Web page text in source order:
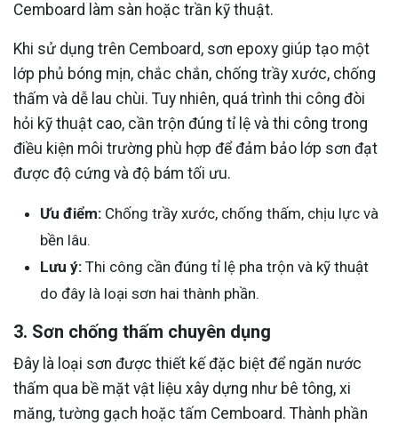
Cemboard làm sàn hoặc trần kỹ thuật.
Khi sử dụng trên Cemboard, sơn epoxy giúp tạo một
lớp phủ bóng mịn, chắc chắn, chống trầy xước, chống
thấm và dễ lau chùi. Tuy nhiên, quá trình thi công đòi
hỏi kỹ thuật cao, cần trộn đúng tỉ lệ và thi công trong
điều kiện môi trường phù hợp để đảm bảo lớp sơn đạt
được độ cứng và độ bám tối ưu.
Ưu điểm: Chống trầy xước, chống thấm, chịu lực và
bền lâu.
Lưu ý: Thi công cần đúng tỉ lệ pha trộn và kỹ thuật
do đây là loại sơn hai thành phần.
3. Sơn chống thấm chuyên dụng
Đây là loại sơn được thiết kế đặc biệt để ngăn nước
thấm qua bề mặt vật liệu xây dựng như bê tông, xi
măng, tường gạch hoặc tấm Cemboard. Thành phần